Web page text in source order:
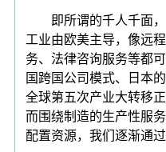
即所谓的千人千面，
工业由欧美主导，像远
务、法律咨询服务等都
国跨国公司模式、日本
全球第五次产业大转移
而围绕制造的生产性服
配置资源，我们逐渐通